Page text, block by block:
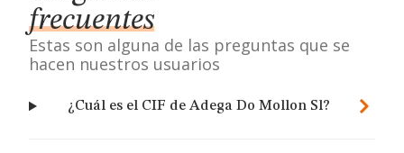
frecuentes
Estas son alguna de las preguntas que se
hacen nuestros usuarios
¿Cuál es el CIF de Adega Do Mollon Sl?